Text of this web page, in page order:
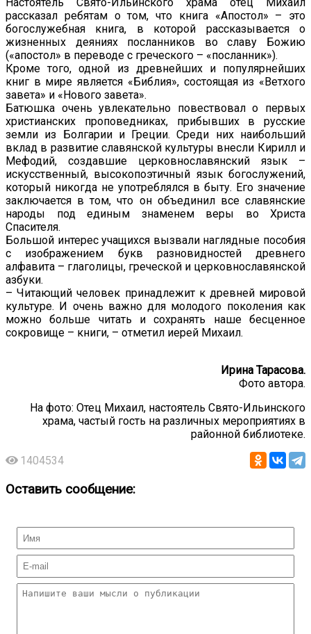
Настоятель Свято-Ильинского храма отец Михаил
рассказал ребятам о том, что книга «Апостол» – это
богослужебная книга, в которой рассказывается о
жизненных деяниях посланников во славу Божию
(«апостол» в переводе с греческого – «посланник»).
Кроме того, одной из древнейших и популярнейших
книг в мире является «Библия», состоящая из «Ветхого
завета» и «Нового завета».
Батюшка очень увлекательно повествовал о первых
христианских проповедниках, прибывших в русские
земли из Болгарии и Греции. Среди них наибольший
вклад в развитие славянской культуры внесли Кирилл и
Мефодий, создавшие церковнославянский язык –
искусственный, высокопоэтичный язык богослужений,
который никогда не употреблялся в быту. Его значение
заключается в том, что он объединил все славянские
народы под единым знаменем веры во Христа
Спасителя.
Большой интерес учащихся вызвали наглядные пособия
с изображением букв разновидностей древнего
алфавита – глаголицы, греческой и церковнославянской
азбуки.
– Читающий человек принадлежит к древней мировой
культуре. И очень важно для молодого поколения как
можно больше читать и сохранять наше бесценное
сокровище – книги, – отметил иерей Михаил.
Ирина Тарасова.
Фото автора.
На фото: Отец Михаил, настоятель Свято-Ильинского
храма, частый гость на различных мероприятиях в
районной библиотеке.
1404534
Оставить сообщение: